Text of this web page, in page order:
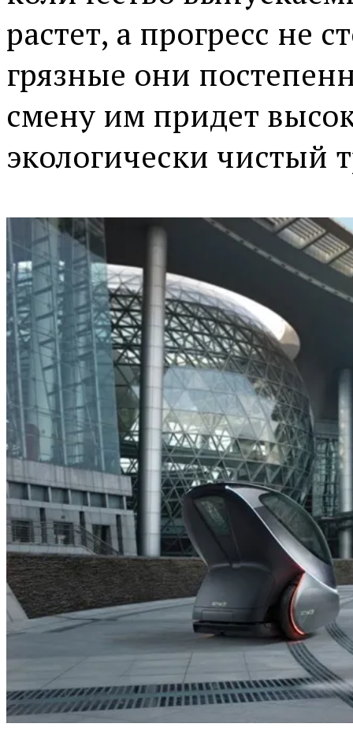
растет, а прогресс не
грязные они
смену им придет
экологически чистый